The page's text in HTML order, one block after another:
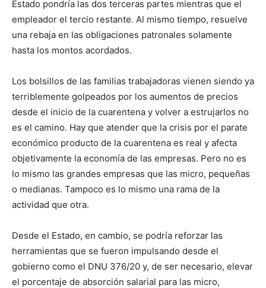
Estado pondría las dos terceras partes mientras que el
empleador el tercio restante. Al mismo tiempo, resuelve
una rebaja en las obligaciones patronales solamente
hasta los montos acordados.
Los bolsillos de las familias trabajadoras vienen siendo ya
terriblemente golpeados por los aumentos de precios
desde el inicio de la cuarentena y volver a estrujarlos no
es el camino. Hay que atender que la crisis por el parate
económico producto de la cuarentena es real y afecta
objetivamente la economía de las empresas. Pero no es
lo mismo las grandes empresas que las micro, pequeñas
o medianas. Tampoco es lo mismo una rama de la
actividad que otra.
Desde el Estado, en cambio, se podría reforzar las
herramientas que se fueron impulsando desde el
gobierno como el DNU 376/20 y, de ser necesario, elevar
el porcentaje de absorción salarial para las micro,